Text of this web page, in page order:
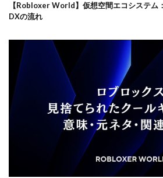
【Robloxer World】仮想空間エコシステム
DXの流れ